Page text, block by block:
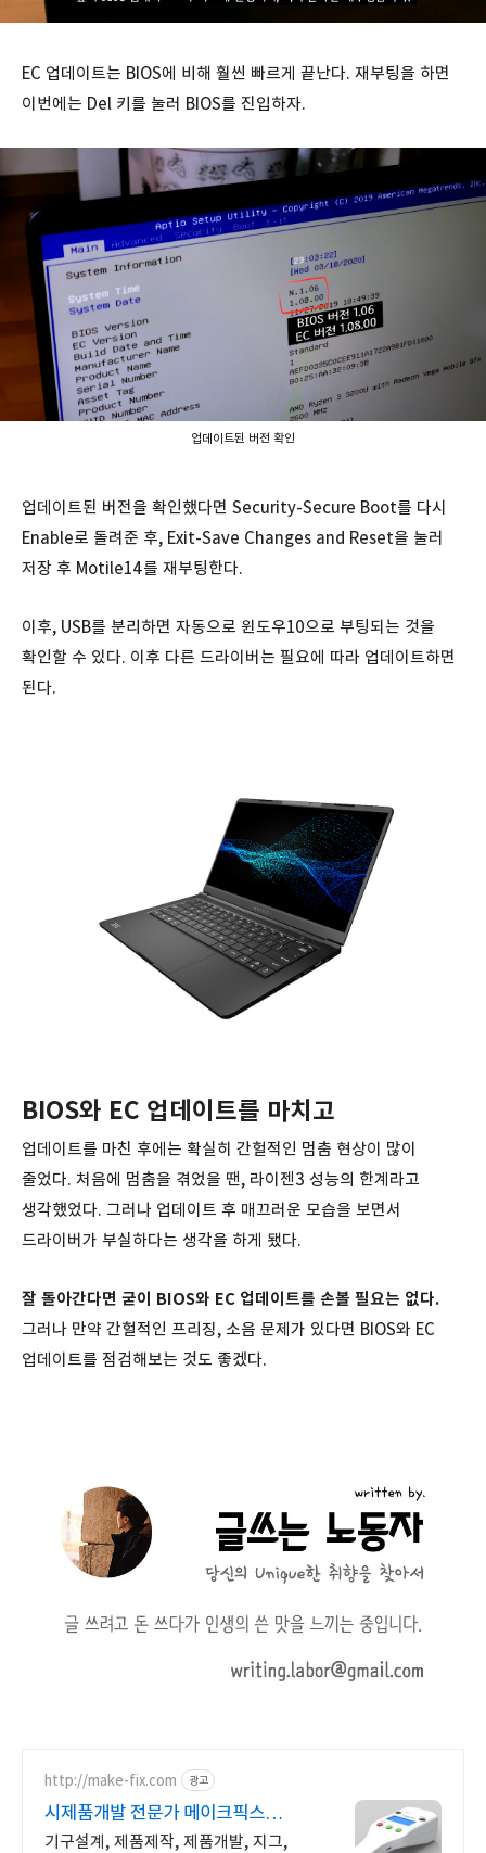
EC 업데이트는 BIOS에 비해 훨씬 빠르게 끝난다. 재부팅을 하면
이번에는 Del 키를 눌러 BIOS를 진입하자.
업데이트된 버전 확인
업데이트된 버전을 확인했다면 Security-Secure Boot를 다시
Enable로 돌려준 후, Exit-Save Changes and Reset을 눌러
저장 후 Motile14를 재부팅한다.
이후, USB를 분리하면 자동으로 윈도우10으로 부팅되는 것을
확인할 수 있다. 이후 다른 드라이버는 필요에 따라 업데이트하면
된다.
BIOS와 EC 업데이트를 마치고
업데이트를 마친 후에는 확실히 간헐적인 멈춤 현상이 많이
줄었다. 처음에 멈춤을 겪었을 땐, 라이젠3 성능의 한계라고
생각했었다. 그러나 업데이트 후 매끄러운 모습을 보면서
드라이버가 부실하다는 생각을 하게 됐다.
잘 돌아간다면 굳이 BIOS와 EC 업데이트를 손볼 필요는 없다.
그러나 만약 간헐적인 프리징, 소음 문제가 있다면 BIOS와 EC
업데이트를 점검해보는 것도 좋겠다.
http://make-fix.com 광고
시제품개발 전문가 메이크픽스
고퀄리티 시제품개발
기구설계, 제품제작, 제품개발, 지그,